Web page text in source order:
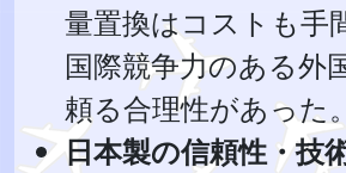
量置換はコストも手
国際競争力のある外
頼る合理性があった。
日本製の信頼性・技